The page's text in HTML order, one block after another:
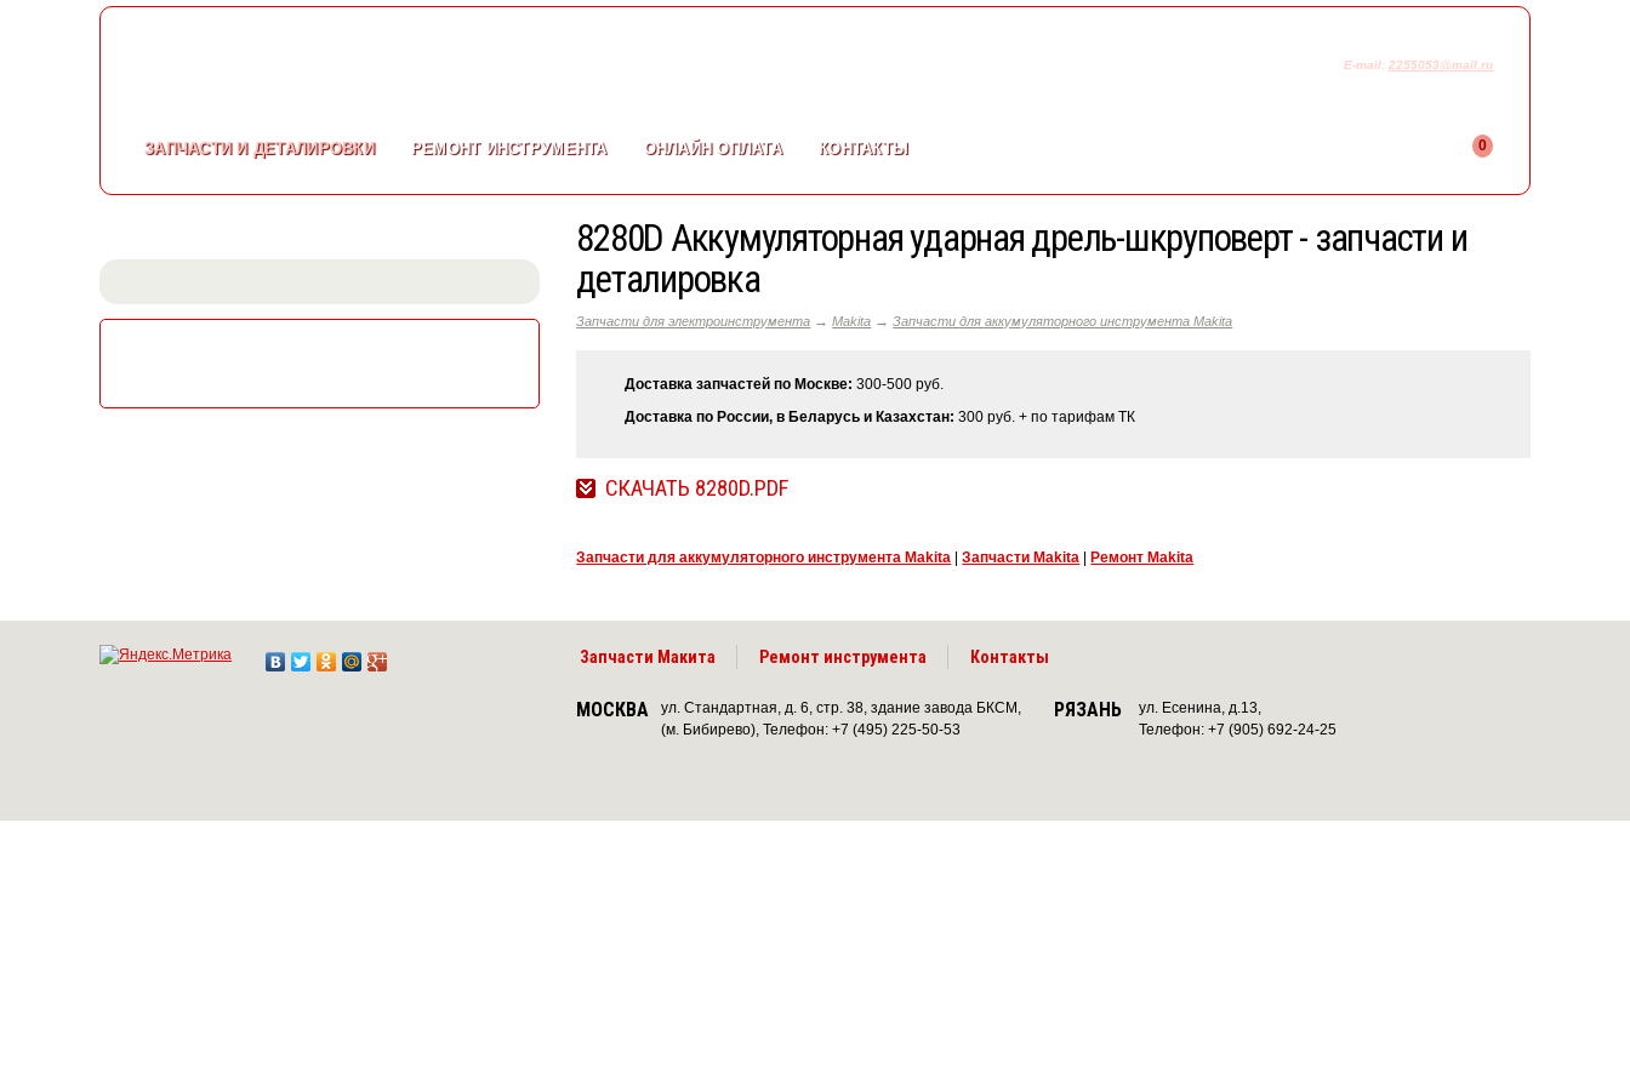
E-mail: 2255053@mail.ru
0
ЗАПЧАСТИИ ДЕТАЛИРОВКИ РЕМОНТИНСТРУМЕНТА ОНЛАЙН ОПЛАТА КОНТАКТЫ
8280D Аккумуляторная ударная дрель-шкруповерт - запчасти и
деталировка
Запчасти для электроинструмента →Makita →Запчасти для аккумуляторного инструмента Makita
Доставка запчастей по Москве: 300-500 руб.
Доставка по России, в Беларусь и Казахстан: 300 руб. + по тарифам ТК
СКАЧАТЬ 8280D.PDF
Запчасти для аккумуляторного инструмента Makita |Запчасти Makita Ремонт Makita
Запчасти Макита Ремонт инструмента Контакты
МОСКВА
ул. Стандартная, д. 6, стр. 38, здание завода БКСМ,
(м. Бибирево), Телефон: +7 (495) 225-50-53
РЯЗАНЬ
ул. Есенина, д.13,
Телефон: +7 (905) 692-24-25